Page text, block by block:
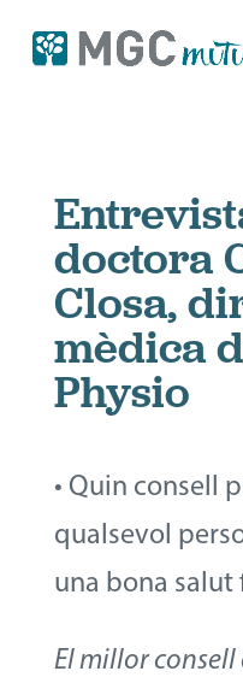
doctora
Closa,
mèdica
Physio
• Quin consell
qualsevol
una bona salut
El millor